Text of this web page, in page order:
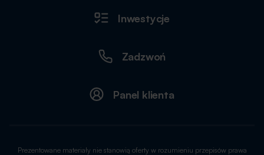
Inwestycje
Zadzwoń
Panel klienta
Prezentowane materiały nie stanowią oferty w rozumieniu przepisów prawa